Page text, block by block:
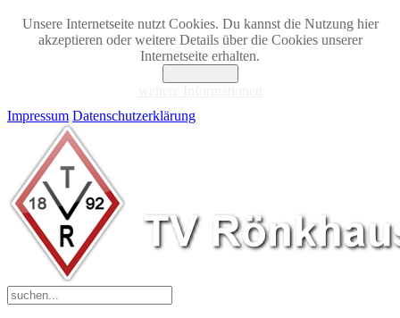
Unsere Internetseite nutzt Cookies. Du kannst die Nutzung hier
akzeptieren oder weitere Details über die Cookies unserer
Internetseite erhalten.
Impressum Datenschutzerklärung